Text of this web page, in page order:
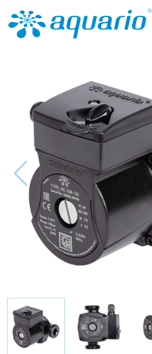
Перейти к основному содержанию